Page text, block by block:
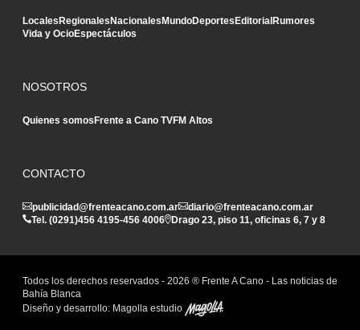
LocalesRegionalesNacionalesMundoDeportesEditorialRumores
Vida y OcioEspectáculos
NOSOTROS
Quienes somosFrente a Cano TVFM Altos
CONTACTO
publicidad@frenteacano.com.ar
diario@frenteacano.com.ar
Tel. (0291)456 4195-456 4006 Drago 23, piso 11, oficinas 6, 7 y 8
Todos los derechos reservados - 2026 ® Frente A Cano - Las noticias de
Bahía Blanca
Diseño y desarrollo: Magolla estudio